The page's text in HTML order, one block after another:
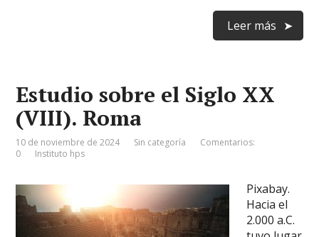
Leer más
Estudio sobre el Siglo XX
(VIII). Roma
10 de noviembre de 2024 Sin categoría
Comentarios:
0
Instituto hps
Pixabay.
Hacia el
2.000 a.C.